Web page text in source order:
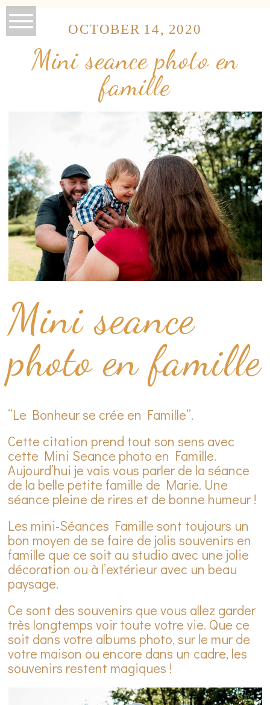
OCTOBER 14, 2020
Mini seance photo en
famille
Mini seance
photo en famille
“Le Bonheur se crée en Famille”.
Cette citation prend tout son sens avec
cette Mini Seance photo en Famille.
Aujourd’hui je vais vous parler de la séance
de la belle petite famille de Marie. Une
séance pleine de rires et de bonne humeur !
Les mini-Séances Famille sont toujours un
bon moyen de se faire de jolis souvenirs en
famille que ce soit au studio avec une jolie
décoration ou à l’extérieur avec un beau
paysage.
Ce sont des souvenirs que vous allez garder
très longtemps voir toute votre vie. Que ce
soit dans votre albums photo, sur le mur de
votre maison ou encore dans un cadre, les
souvenirs restent magiques !